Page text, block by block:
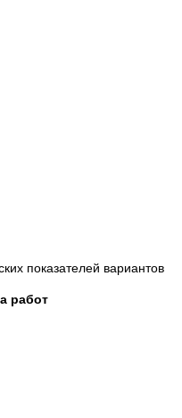
показателей вариантов
работ